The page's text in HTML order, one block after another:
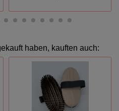
haben, kauften auch: